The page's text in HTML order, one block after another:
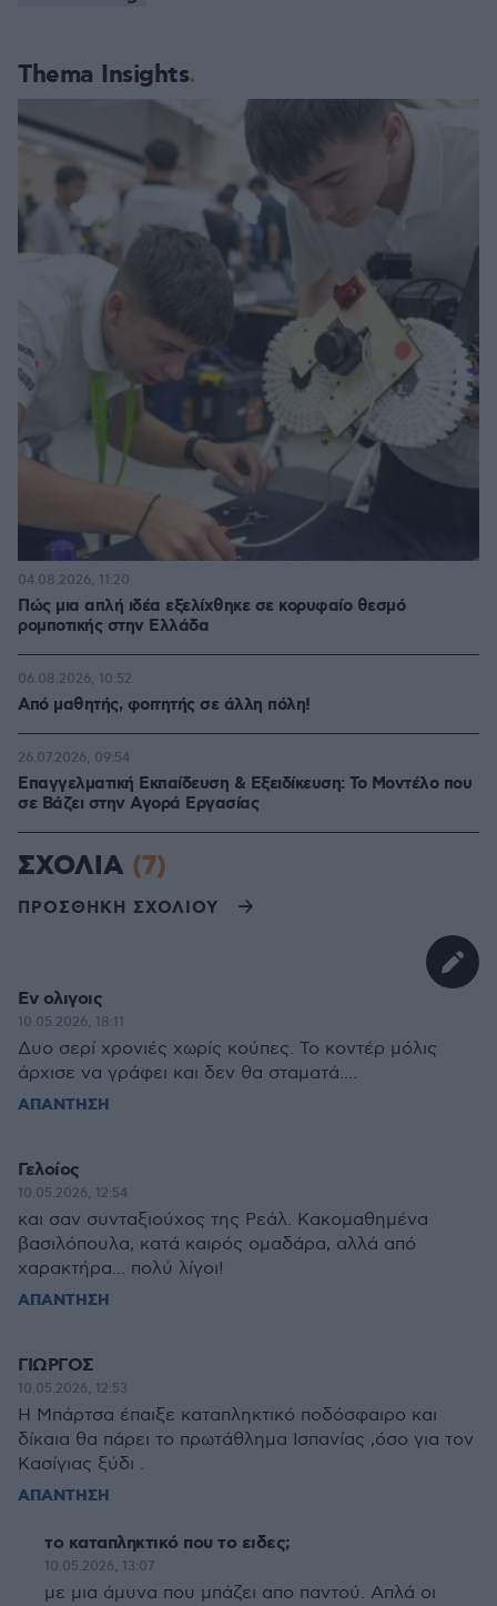
Thema Insights
Πώς μια απλή ιδέα εξελίχθηκε σε κορυφαίο θεσμό
ρομποτικής στην Ελλάδα
04.08.2026, 11:20
Από μαθητής, φοιτητής σε άλλη πόλη!
06.08.2026, 10:52
Επαγγελματική Εκπαίδευση & Εξειδίκευση: Το Mοντέλο που
σε Bάζει στην Aγορά Eργασίας
26.07.2026, 09:54
ΣΧΟΛΙΑ (7)
ΠΡΟΣΘΗΚΗ ΣΧΟΛΙΟΥ
Eν ολιγοις
10.05.2026, 18:11
Δυο σερί χρονιές χωρίς κούπες. Το κοντέρ μόλις
άρχισε να γράφει και δεν θα σταματά....
ΑΠΑΝΤΗΣΗ
Γελοίος
10.05.2026, 12:54
και σαν συνταξιούχος της Ρεάλ. Κακομαθημένα
βασιλόπουλα, κατά καιρός ομαδάρα, αλλά από
χαρακτήρα... πολύ λίγοι!
ΑΠΑΝΤΗΣΗ
ΓΙΩΡΓΟΣ
10.05.2026, 12:53
Η Μπάρτσα έπαιξε καταπληκτικό ποδόσφαιρο και
δίκαια θα πάρει το πρωτάθλημα Ισπανίας ,όσο για τον
Κασίγιας ξύδι .
ΑΠΑΝΤΗΣΗ
το καταπληκτικό που το ειδες;
10.05.2026, 13:07
με μια άμυνα που μπάζει απο παντού. Απλά οι